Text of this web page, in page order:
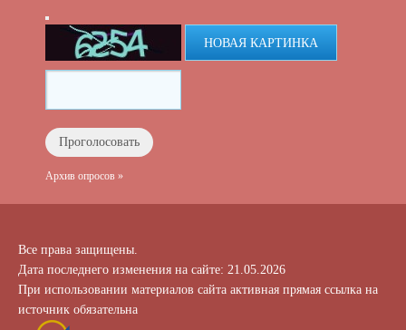
НОВАЯ КАРТИНКА
Архив опросов »
Все права защищены.
Дата последнего изменения на сайте: 21.05.2026
При использовании материалов сайта активная прямая ссылка на
источник обязательна